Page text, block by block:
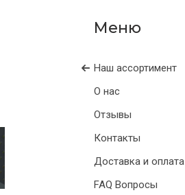
Наш ассортимент
О нас
Отзывы
Контакты
Доставка и оплата
FAQ Вопросы